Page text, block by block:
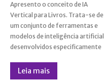
Apresento o conceito de IA
Vertical para Livros. Trata-se de
um conjunto de ferramentas e
modelos de inteligência artificial
desenvolvidos especificamente
para otimizar, aprimorar e inovar
cada etapa da cadeia de valor do
livro – da concepção à publicação,
Leia mais